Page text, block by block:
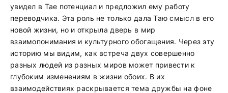
увидел в Тае потенциал и предложил ему работу
переводчика. Эта роль не только дала Таю смысл в его
новой жизни, но и открыла дверь в мир
взаимопонимания и культурного обогащения. Через эту
историю мы видим, как встреча двух совершенно
разных людей из разных миров может привести к
глубоким изменениям в жизни обоих. В их
взаимодействиях раскрывается тема дружбы на фоне